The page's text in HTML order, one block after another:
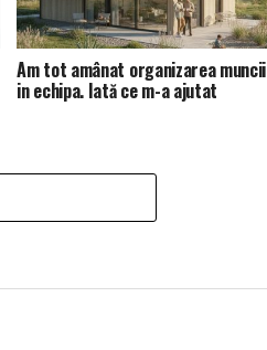
Am tot amânat organizarea muncii
in echipa. Iată ce m-a ajutat